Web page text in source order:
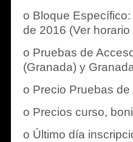
o Bloque
de 2016 (Ver horario
o Pruebas de
(Granada) y
o Precio Pruebas
o Precios curso,
o Último día